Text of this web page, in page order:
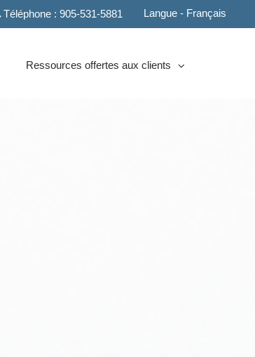
Téléphone : 905-531-5881 Langue - Français
Ressources offertes aux clients
collapsed